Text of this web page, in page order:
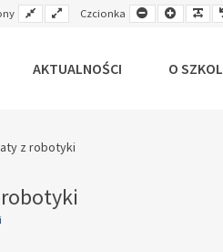
Fixed
layout
Wide
layout
Czcionka
Smaller
Font
Larger
Font
AKTUALNOŚCI O
z robotyki